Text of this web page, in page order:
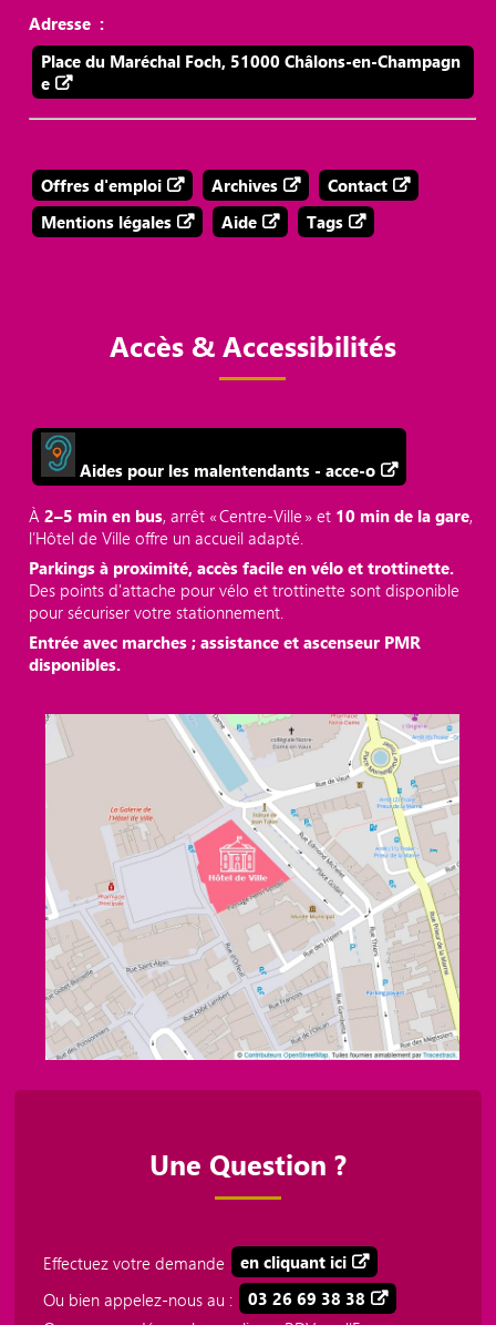
Adresse :
Place du Maréchal Foch, 51000 Châlons-en-Champagn
e
Offres d'emploi Archives
Contact
Mentions légales
Aide Tags
Accès & Accessibilités
Aides pour les malentendants - acce-o
À2–5 min en bus, arrêt « Centre‑Ville » et 10 min de la gare,
l’Hôtel de Ville offre un accueil adapté.
Parkings à proximité, accès facile en vélo et trottinette.
Des points d'attache pour vélo et trottinette sont disponible
pour sécuriser votre stationnement.
Entrée avec marches ; assistance et ascenseur PMR
disponibles.
Une Question ?
Effectuez votre demande
en cliquant ici
Ou bien appelez-nous au :
03 26 69 38 38